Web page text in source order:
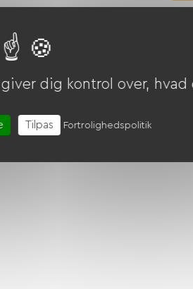
dig kontrol over, hvad
Tilpas Fortrolighedspolitik